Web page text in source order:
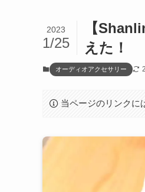
【
えた！
2023
1/25
オーディオアクセサリー
当ページのリンクに